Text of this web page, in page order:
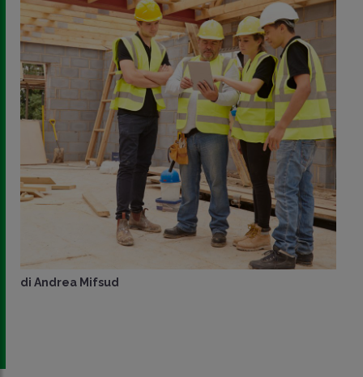
di Andrea Mifsud